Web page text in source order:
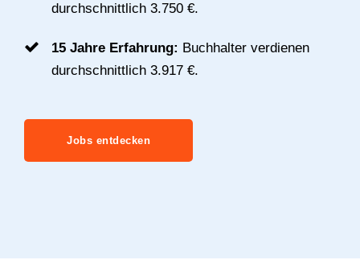
durchschnittlich 3.750 €.
15 Jahre Erfahrung: Buchhalter verdienen
durchschnittlich 3.917 €.
Jobs entdecken